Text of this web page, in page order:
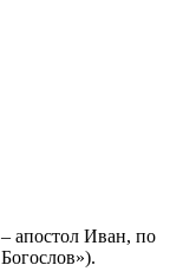
апостол Иван, по